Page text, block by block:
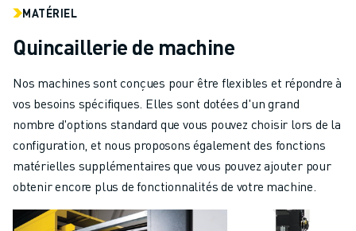
MATÉRIEL
Quincaillerie de machine
Nos machines sont conçues pour être flexibles et répondre à
vos besoins spécifiques. Elles sont dotées d'un grand
nombre d'options standard que vous pouvez choisir lors de la
configuration, et nous proposons également des fonctions
matérielles supplémentaires que vous pouvez ajouter pour
obtenir encore plus de fonctionnalités de votre machine.